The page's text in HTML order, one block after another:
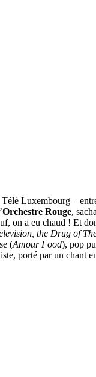
Télé Luxembourg –
Orchestre Rouge,
on a eu chaud ! Et
the Drug of
(Amour Food), pop
porté par un chant